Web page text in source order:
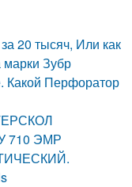
20 тысяч, Или как
марки Зубр
Какой Перфоратор
710 ЭМР